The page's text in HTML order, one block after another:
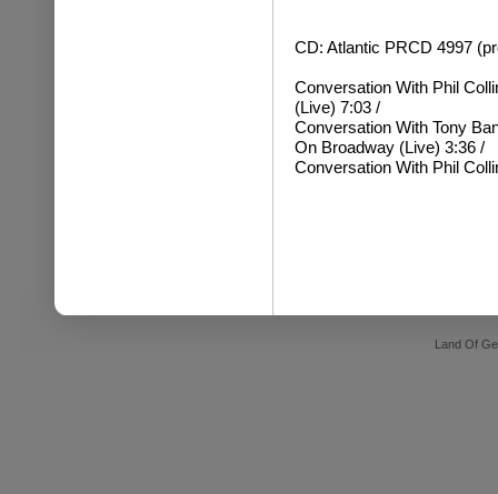
CD: Atlantic PRCD 4997
Conversation With Phil
(Live) 7:03 /
Conversation With Tony
On Broadway (Live) 3:36 /
Conversation With Phil
Land Of